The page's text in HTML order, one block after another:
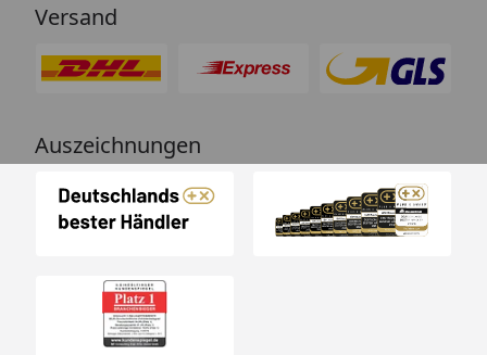
Versand
Auszeichnungen